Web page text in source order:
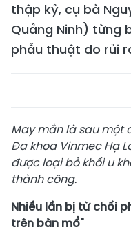
thập kỷ, cụ bà
Quảng Ninh) từng
phẫu thuật do rủi
May mắn là sau một
Đa khoa Vinmec Hạ
được loại bỏ khối u
thành công.
Nhiều lần bị từ chối
trên bàn mổ"